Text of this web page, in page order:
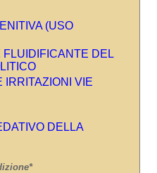
(USO
DEL
IRRITAZIONI VIE
DELLA